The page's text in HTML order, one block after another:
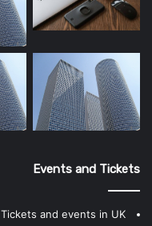
Events and Tickets
Tickets and events in UK